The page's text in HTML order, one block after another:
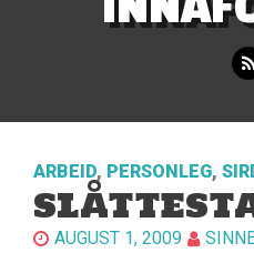
ARBEID, PERSONLEG,
AUGUST 1, 2009